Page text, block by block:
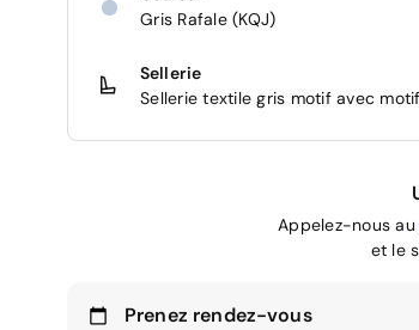
Gris Rafale (KQJ)
Sellerie
Sellerie textile gris motif avec
Appelez-nous au
et le
Prenez rendez-vous